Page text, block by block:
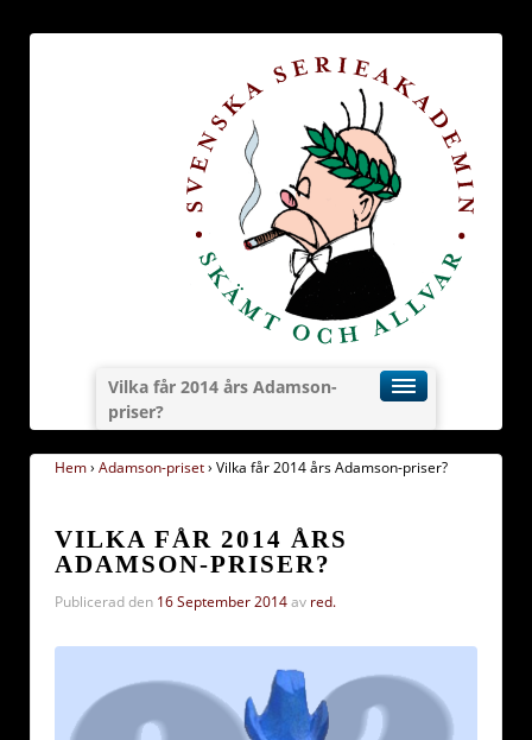
Vilka får 2014 års Adamson-
priser?
Hem› Adamson-priset› Vilka får 2014 års Adamson-priser?
VILKA FÅR 2014 ÅRS
ADAMSON-PRISER?
Publicerad den 16 September 2014av red.